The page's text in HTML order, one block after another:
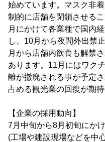
始めています。マスク非
制的に店舗を閉鎖させる
月にかけて各業種で国内
し、10月から夜間外出禁
月から店舗内飲食も解禁
あります。11月にはワク
離が撤廃される事が予定
占める観光業の回復が期待
【企業の採用動向】
7月中旬から8月初旬にか
(工場や建設現場などを中